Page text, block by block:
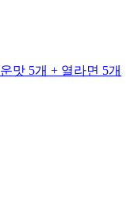
맛 5개 + 열라면 5개